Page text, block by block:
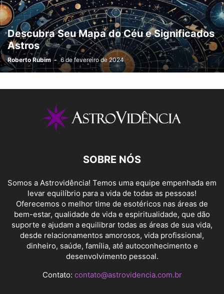
Descubra Seu Mapa do Céu e Significados
Astros
Roberto Rubim - 6 de fevereiro de 2024
SOBRE NÓS
Somos a Astrovidência! Temos uma equipe empenhada em
levar equilíbrio para a vida de todas as pessoas!
Oferecemos o melhor time de esotéricos nas áreas de
bem-estar, qualidade de vida e espiritualidade, que dão
suporte e ajudam a equilibrar todas as áreas de sua vida,
desde relacionamentos amorosos, vida profissional,
dinheiro, saúde, família, até autoconhecimento e
desenvolvimento pessoal.
Contato: contato@astrovidencia.com.br